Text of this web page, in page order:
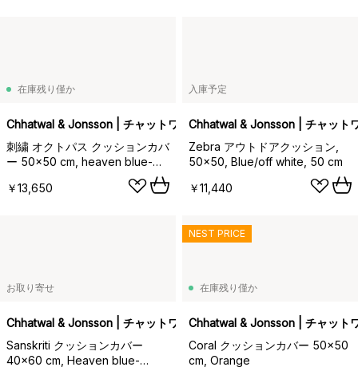
在庫残り僅か
Chhatwal & Jonsson | チャットワル＆ヨンソン
刺繍 オクトパス クッションカバ
ー 50x50 cm, heaven blue-
￥13,650
入庫予定
Chhatwal & Jonsson | チャット
Zebra アウトドアクッション,
50x50, Blue/off white, 50 cm
￥11,440
お取り寄せ
Chhatwal & Jonsson | チャットワル＆ヨンソン
Sanskriti クッションカバー
40x60 cm, Heaven blue-
在庫残り僅か
Chhatwal & Jonsson | チャット
Coral クッションカバー 50x50
cm, Orange
NEST PRICE